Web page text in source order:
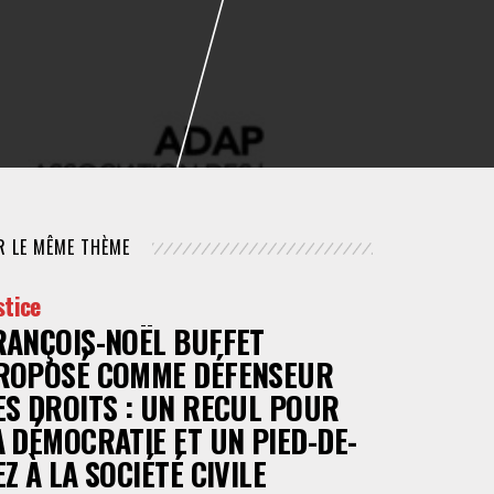
POLICE / MAINTIEN DE L'ORDRE
PROCÉDURE CIVILE
LE MÊME THÈME
NOËL BUFFET
COMME DÉFENSEUR
DROITS : UN RECUL POUR
DÉMOCRATIE ET UN PIED-DE-
À LA SOCIÉTÉ CIVILE